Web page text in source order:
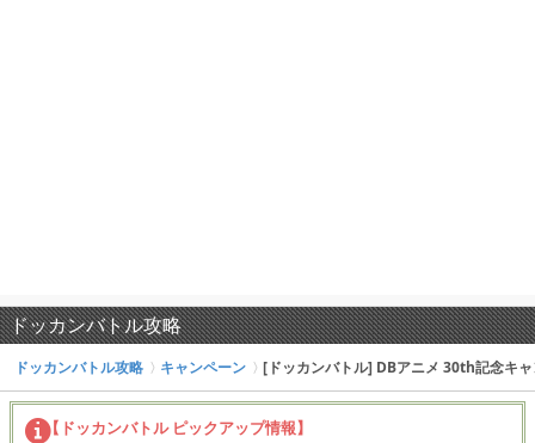
ドッカンバトル攻略
ドッカンバトル攻略 キャンペーン [ドッカンバトル] DBアニメ 30th記念キ
【ドッカンバトル ピックアップ情報】